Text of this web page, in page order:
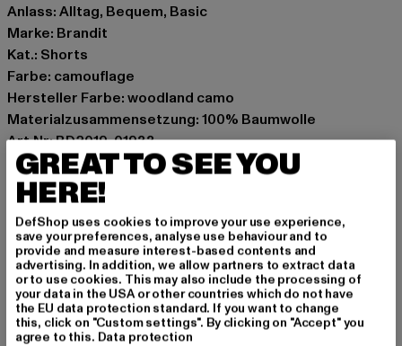
Anlass: Alltag, Bequem, Basic
Marke: Brandit
Kat.: Shorts
Farbe: camouflage
Hersteller Farbe: woodland camo
Materialzusammensetzung: 100% Baumwolle
Art.Nr: BD2019-01933
Hersteller: Brandit Textil GmbH |
Spichernstraße 6a | 50672 Köln | DE
GRÖSSE & PASSFORM
LIEFERUNG & RÜCKGABE
GREAT TO SEE YOU
HERE!
DefShop uses cookies to improve your use experience,
save your preferences, analyse use behaviour and to
provide and measure interest-based contents and
advertising. In addition, we allow partners to extract data
or to use cookies. This may also include the processing of
your data in the USA or other countries which do not have
the EU data protection standard. If you want to change
this, click on "Custom settings". By clicking on "Accept" you
agree to this. Data protection